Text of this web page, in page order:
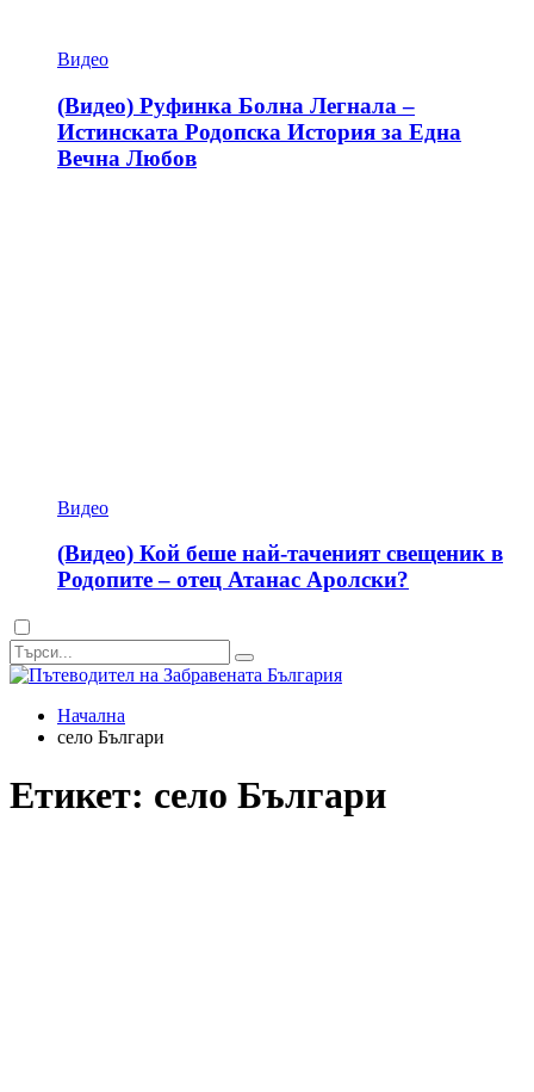
Видео
(Видео) Руфинка Болна Легнала –
Истинската Родопска История за Една
Вечна Любов
Видео
(Видео) Кой беше най-таченият свещеник в
Родопите – отец Атанас Аролски?
Dark
mode
Начална
село Българи
Етикет: село Българи